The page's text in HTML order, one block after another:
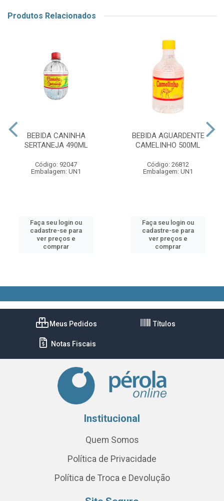
Produtos Relacionados
BEBIDA CANINHA
SERTANEJA 490ML
Código: 92047
Embalagem: UN1
Faça seu login ou
cadastre-se para
ver preços e
comprar
BEBIDA AGUARDENTE
CAMELINHO 500ML
Código: 26812
Embalagem: UN1
Faça seu login ou
cadastre-se para
ver preços e
comprar
Meus Pedidos Títulos
Notas Fiscais
Institucional
Quem Somos
Política de Privacidade
Política de Troca e Devolução